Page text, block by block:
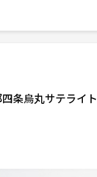
条烏丸サテライト